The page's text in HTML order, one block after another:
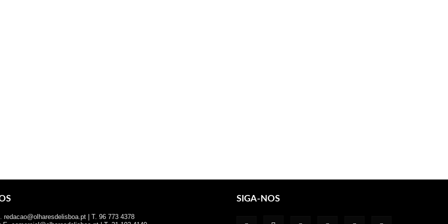
redacao@olharesdelisboa.pt | T. 96 773 4378
SIGA-NOS